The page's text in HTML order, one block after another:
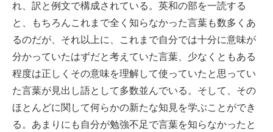
れ、訳と例文で構成されている。英和の部を一読する
と、もちろんこれまで全く知らなかった言葉も数多くあ
るのだが、それ以上に、これまで自分では十分に意味が
分かっていたはずだと考えていた言葉、少なくともある
程度は正しくその意味を理解して使っていたと思ってい
た言葉が見出し語として多数並んでいる。そして、その
ほとんどに関して何らかの新たな知見を学ぶことができ
る。あまりにも自分が勉強不足で言葉を知らなかったと